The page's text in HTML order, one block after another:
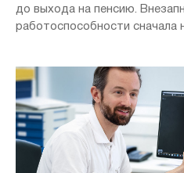
до выхода на пенсию.
работоспособности сначала
пациентом с раком толстой
печени в клинике Хелиос
и печени были успешно
Даже во время лечения рака
отказывается от шоссейного
что жизнь продолжается